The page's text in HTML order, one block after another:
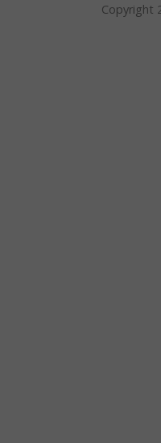
Copyright